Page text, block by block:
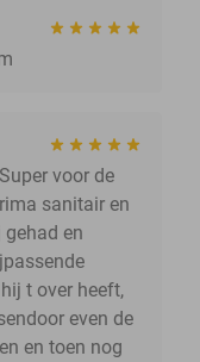
voor de
sanitair en
gehad en
t over heeft,
even de
en toen nog